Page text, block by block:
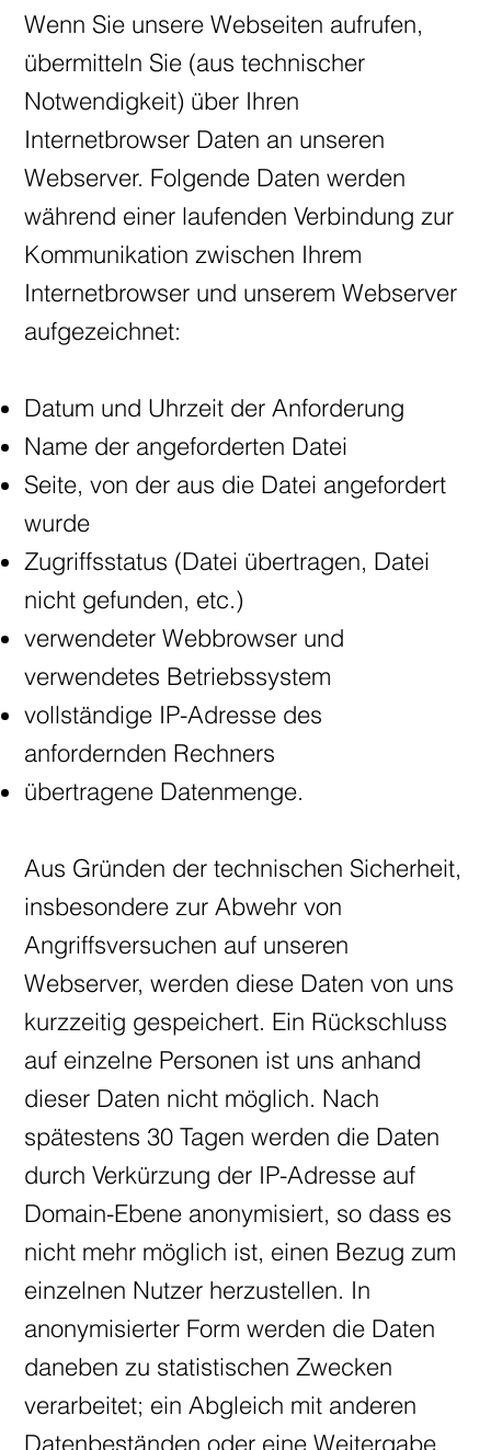
Wenn Sie unsere Webseiten aufrufen,
übermitteln Sie (aus technischer
Notwendigkeit) über Ihren
Internetbrowser Daten an unseren
Webserver. Folgende Daten werden
während einer laufenden Verbindung zur
Kommunikation zwischen Ihrem
Internetbrowser und unserem Webserver
aufgezeichnet:
Datum und Uhrzeit der Anforderung
Name der angeforderten Datei
Seite, von der aus die Datei angefordert
wurde
Zugriffsstatus (Datei übertragen, Datei
nicht gefunden, etc.)
verwendeter Webbrowser und
verwendetes Betriebssystem
vollständige IP-Adresse des
anfordernden Rechners
übertragene Datenmenge.
Aus Gründen der technischen Sicherheit,
insbesondere zur Abwehr von
Angriffsversuchen auf unseren
Webserver, werden diese Daten von uns
kurzzeitig gespeichert. Ein Rückschluss
auf einzelne Personen ist uns anhand
dieser Daten nicht möglich. Nach
spätestens 30 Tagen werden die Daten
durch Verkürzung der IP-Adresse auf
Domain-Ebene anonymisiert, so dass es
nicht mehr möglich ist, einen Bezug zum
einzelnen Nutzer herzustellen. In
anonymisierter Form werden die Daten
daneben zu statistischen Zwecken
verarbeitet; ein Abgleich mit anderen